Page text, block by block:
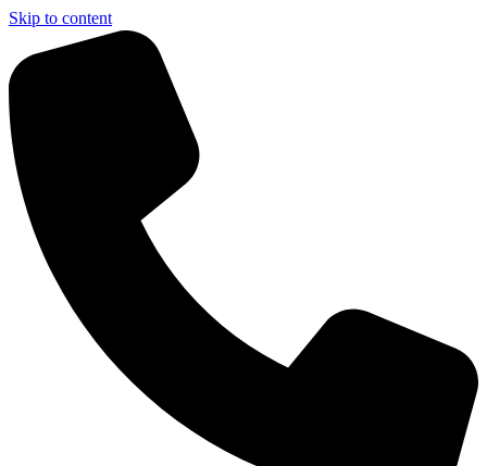
Skip to content